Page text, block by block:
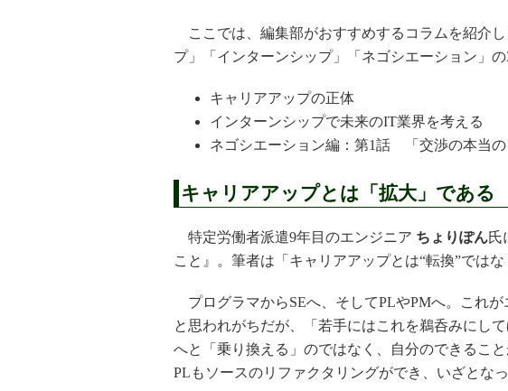
ここでは、編集部がおすすめするコラムを紹介
プ」「インターンシップ」「ネゴシエーション」の
キャリアアップの正体
インターンシップで未来のIT業界を考える
ネゴシエーション編：第1話 「交渉の本当の
キャリアアップとは「拡大」である
特定労働者派遣9年目のエンジニア ちょりぽん氏
こと』。筆者は「キャリアアップとは“転換”ではな
プログラマからSEへ、そしてPLやPMへ。これ
と思われがちだが、「若手にはこれを鵜呑みにし
へと「乗り換える」のではなく、自分のできるこ
PLもソースのリファクタリングができ、いざとな